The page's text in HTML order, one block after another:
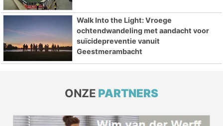
Walk Into the Light: Vroege
ochtendwandeling met aandacht voor
suïcidepreventie vanuit
Geestmerambacht
ONZE PARTNERS